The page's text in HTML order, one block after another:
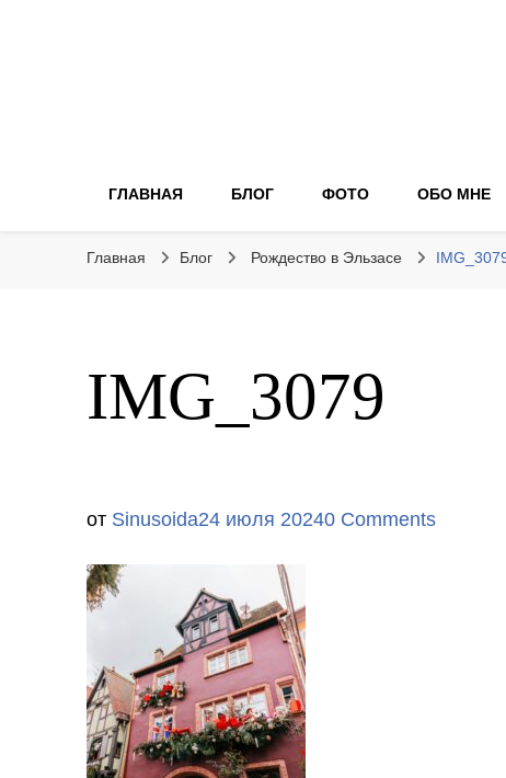
ГЛАВНАЯ БЛОГ ФОТО ОБО МНЕ
Главная Блог Рождество в Эльзасе
IMG_3079
от Sinusoida24 июля 20240 Comments